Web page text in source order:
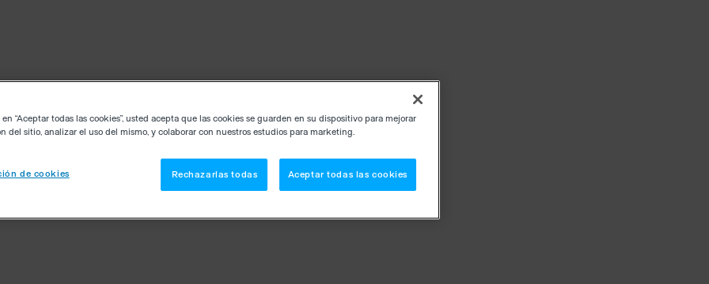
“Aceptar todas las cookies”, usted acepta que las cookies se guarden en su dispositivo para mejorar
del sitio, analizar el uso del mismo, y colaborar con nuestros estudios para marketing.
de cookies Rechazarlas todas Aceptar todas las cookies